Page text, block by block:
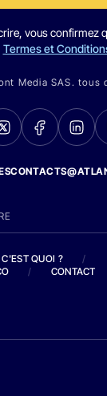
vous confirmez
Termes et
Media SAS. tous
QUOI ?
/
/ CONTACT